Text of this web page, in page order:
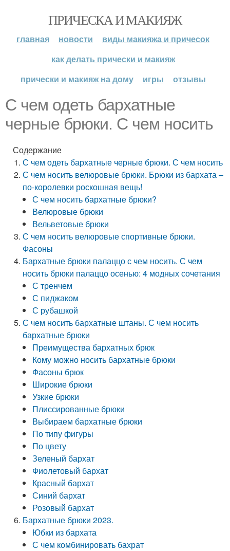
ПРИЧЕСКА И МАКИЯЖ
главная новости
виды макияжа и причесок
как делать прически и макияж
прически и макияж на дому
игры отзывы
С чем одеть бархатные
черные брюки. С чем носить
Содержание
С чем одеть бархатные черные брюки. С чем носить
С чем носить велюровые брюки. Брюки из бархата –
по-королевки роскошная вещь!
С чем носить бархатные брюки?
Велюровые брюки
Вельветовые брюки
С чем носить велюровые спортивные брюки.
Фасоны
Бархатные брюки палаццо с чем носить. С чем
носить брюки палаццо осенью: 4 модных сочетания
С тренчем
С пиджаком
С рубашкой
С чем носить бархатные штаны. С чем носить
бархатные брюки
Преимущества бархатных брюк
Кому можно носить бархатные брюки
Фасоны брюк
Широкие брюки
Узкие брюки
Плиссированные брюки
Выбираем бархатные брюки
По типу фигуры
По цвету
Зеленый бархат
Фиолетовый бархат
Красный бархат
Синий бархат
Розовый бархат
Бархатные брюки 2023.
Юбки из бархата
С чем комбинировать бахрат